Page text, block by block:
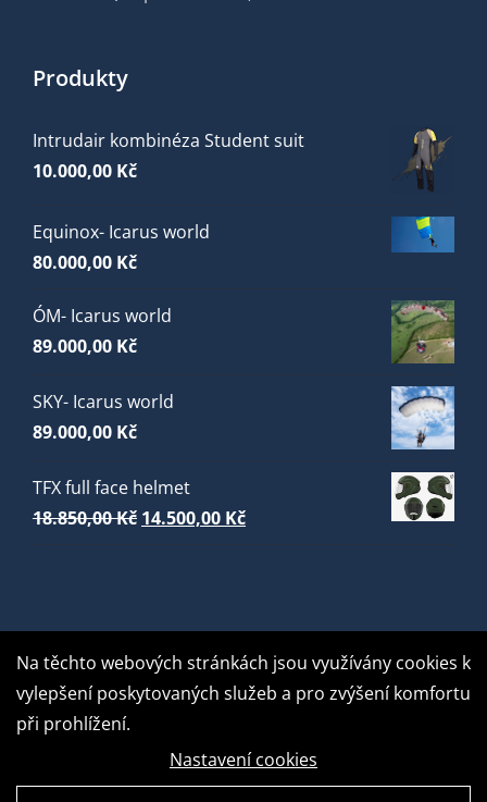
Produkty
Intrudair kombinéza Student suit
10.000,00 Kč
Equinox- Icarus world
80.000,00 Kč
ÓM- Icarus world
89.000,00 Kč
SKY- Icarus world
89.000,00 Kč
TFX full face helmet
18.850,00Kč Původní
14.500,00 KčAktuální
Na těchto webových stránkách jsou využívány cookies k
vylepšení poskytovaných služeb a pro zvýšení komfortu
při prohlížení.
Nastavení cookies